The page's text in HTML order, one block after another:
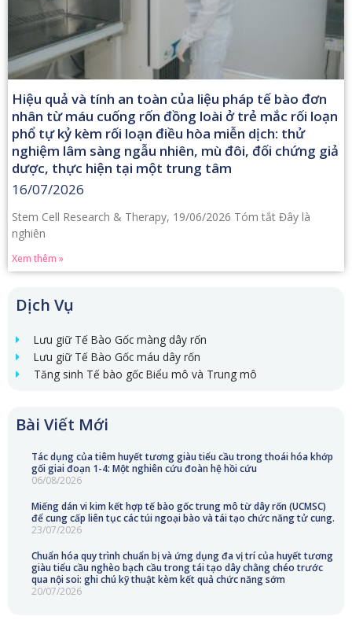
Dịch Vụ
Lưu giữ Tế Bào Gốc màng dây rốn
Lưu giữ Tế Bào Gốc máu dây rốn
Tăng sinh Tế bào gốc Biểu mô và Trung mô
Bài Viết Mới
Tác dụng của tiêm huyết tương giàu tiểu cầu trong thoái hóa khớp
gối giai đoạn 1-4: Một nghiên cứu đoàn hệ hồi cứu
06/08/2026
Miếng dán vi kim kết hợp tế bào gốc trung mô từ dây rốn (UCMSC)
để cung cấp liên tục các túi ngoại bào và tái tạo chức năng tử cung.
23/07/2026
Chuẩn hóa quy trình chuẩn bị và ứng dụng đa vị trí của huyết tương
giàu tiểu cầu nghèo bạch cầu trong tái tạo dây chằng chéo trước
qua nội soi: ghi chú kỹ thuật kèm kết quả chức năng sớm
20/07/2026
Hiệu quả và tính an toàn của liệu pháp tế bào đơn
nhân từ máu cuống rốn đồng loài ở trẻ mắc rối loạn
phổ tự kỷ kèm rối loạn điều hòa miễn dịch: thử
nghiệm lâm sàng ngẫu nhiên, mù đôi, đối chứng giả
dược, thực hiện tại một trung tâm
16/07/2026
Stem Cell Research & Therapy, 19/06/2026 Tóm tắt Đây là
nghiên
Xem thêm »